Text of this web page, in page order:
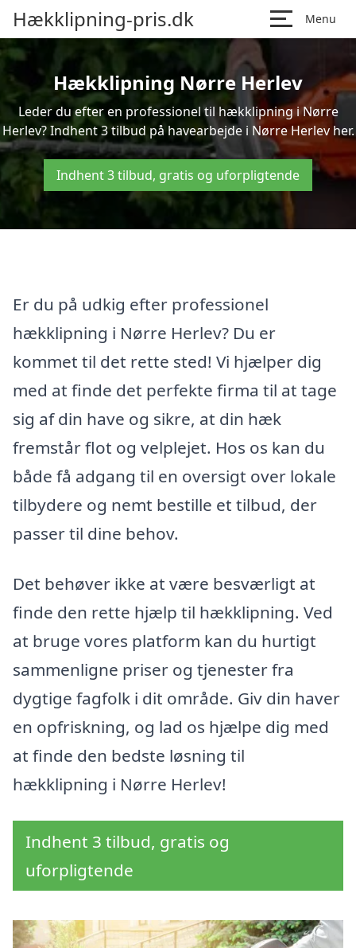
Hækklipning-pris.dk Menu
Hækklipning Nørre Herlev
Leder du efter en professionel til hækklipning i Nørre
Herlev? Indhent 3 tilbud på havearbejde i Nørre Herlev her.
Indhent 3 tilbud, gratis og uforpligtende
Er du på udkig efter professionel
hækklipning i Nørre Herlev? Du er
kommet til det rette sted! Vi hjælper dig
med at finde det perfekte firma til at tage
sig af din have og sikre, at din hæk
fremstår flot og velplejet. Hos os kan du
både få adgang til en oversigt over lokale
tilbydere og nemt bestille et tilbud, der
passer til dine behov.
Det behøver ikke at være besværligt at
finde den rette hjælp til hækklipning. Ved
at bruge vores platform kan du hurtigt
sammenligne priser og tjenester fra
dygtige fagfolk i dit område. Giv din haver
en opfriskning, og lad os hjælpe dig med
at finde den bedste løsning til
hækklipning i Nørre Herlev!
Indhent 3 tilbud, gratis og
uforpligtende